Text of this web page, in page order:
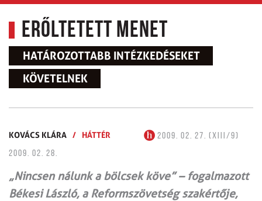
Erőltetett menet
HATÁROZOTTABB INTÉZKEDÉSEKET
KÖVETELNEK
KOVÁCS KLÁRA / HÁTTÉR
2009. 02. 27. (XIII/9)
2009. 02. 28.
„Nincsen nálunk a bölcsek köve” – fogalmazott
Békesi László, a Reformszövetség szakértője,